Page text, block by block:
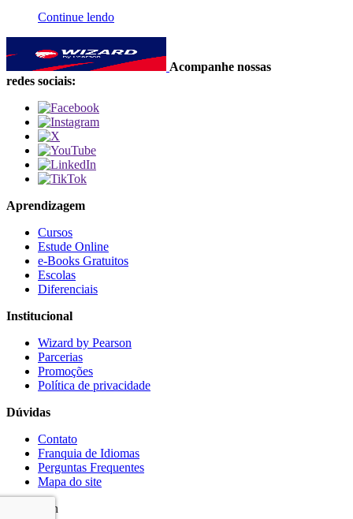
Continue lendo
Acompanhe nossas
redes sociais:
Aprendizagem
Cursos
Estude Online
e-Books Gratuitos
Escolas
Diferenciais
Institucional
Wizard by Pearson
Parcerias
Promoções
Política de privacidade
Dúvidas
Contato
Franquia de Idiomas
Perguntas Frequentes
Mapa do site